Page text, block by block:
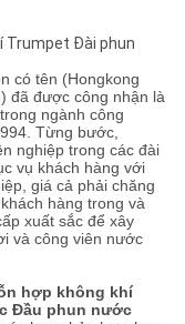
Trumpet Đài phun
có tên (Hongkong
đã được công nhận là
ngành công
Từng bước,
nghiệp trong các đài
vụ khách hàng với
giá cả phải chăng
hàng trong và
xuất sắc để xây
và công viên nước
hợp không khí
Đầu phun nước